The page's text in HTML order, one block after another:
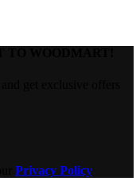
Privacy Policy